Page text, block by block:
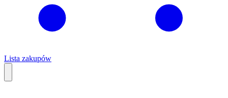
Lista zakupów